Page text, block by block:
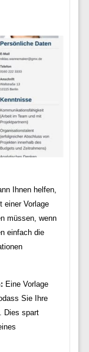
Ihnen helfen,
einer Vorlage
müssen, wenn
einfach die
Eine Vorlage
Sie Ihre
Dies spart